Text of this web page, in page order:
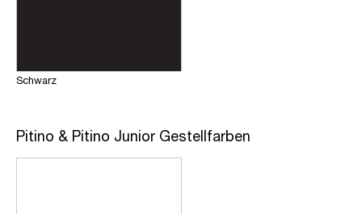
Schwarz
Pitino & Pitino Junior Gestellfarben